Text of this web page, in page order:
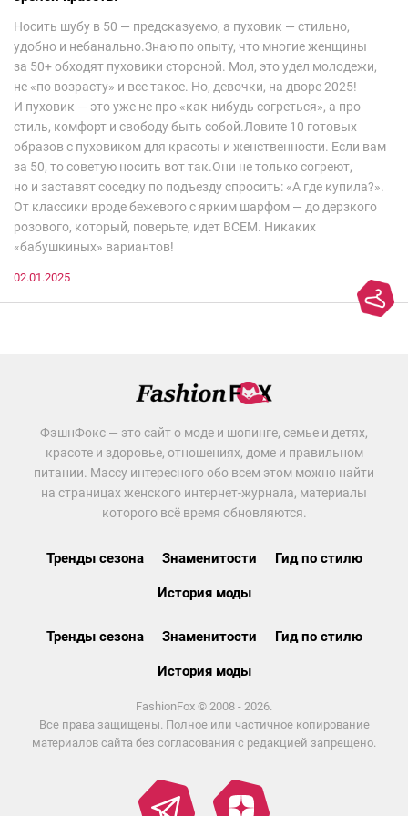
Носить шубу в 50 — предсказуемо, а пуховик — стильно,
удобно и небанально.Знаю по опыту, что многие женщины
за 50+ обходят пуховики стороной. Мол, это удел молодежи,
не «по возрасту» и все такое. Но, девочки, на дворе 2025!
И пуховик — это уже не про «как-нибудь согреться», а про
стиль, комфорт и свободу быть собой.Ловите 10 готовых
образов с пуховиком для красоты и женственности. Если вам
за 50, то советую носить вот так.Они не только согреют,
но и заставят соседку по подъезду спросить: «А где купила?».
От классики вроде бежевого с ярким шарфом — до дерзкого
розового, который, поверьте, идет ВСЕМ. Никаких
«бабушкиных» вариантов!
02.01.2025
ФэшнФокс — это сайт о моде и шопинге, семье и детях,
красоте и здоровье, отношениях, доме и правильном
питании. Массу интересного обо всем этом можно найти
на страницах женского интернет-журнала, материалы
которого всё время обновляются.
Тренды сезона Знаменитости Гид по стилю
История моды
Тренды сезона Знаменитости Гид по стилю
История моды
FashionFox © 2008 - 2026.
Все права защищены. Полное или частичное копирование
материалов сайта без согласования с редакцией запрещено.